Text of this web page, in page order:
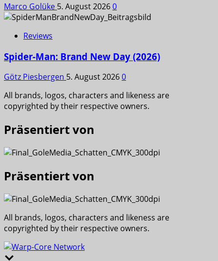
Marco Golüke 5. August 20260
Reviews
Spider-Man: Brand New Day (2026)
Götz Piesbergen 5. August 20260
All brands, logos, characters and likeness are
copyrighted by their respective owners.
Präsentiert von
Präsentiert von
All brands, logos, characters and likeness are
copyrighted by their respective owners.